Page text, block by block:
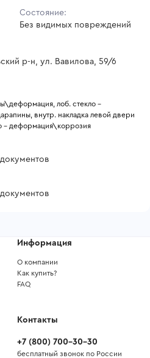
Состояние:
Без видимых повреждений
р-н, ул. Вавилова, 59/6
лоб. стекло -
внутр. накладка левой двери
- деформация\коррозия
Информация
О компании
Как купить?
FAQ
Контакты
+7 (800) 700-30-30
бесплатный звонок по России